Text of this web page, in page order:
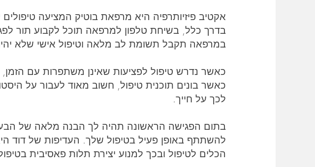
אקטיב פיזיותרפיה היא מרפאת בוטיק המציעה טיפולים
בדרך כלל, בשיחת טלפון למרפאה תוכל לקבוע תור
במרפאה תקבל תשומת לב מלאה וטיפול אישי שלא
כאשר נדרש טיפול לפציעות שאינן משתפרות עם
כאשר בונים תוכנית טיפול, חשוב מאוד לעבור על
לכך על חייך.
בתום הפגישה הראשונה תהיה לך הבנה מלאה של
להשתתף באופן פעיל בטיפול שלך. העדיפות של דוד
הכלים לטיפול ובכך למנוע יצירת תלות פאסיבית